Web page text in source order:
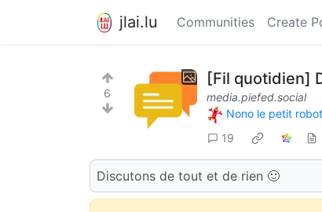
jlai.lu Communities Create
6
[Fil quotidien]
media.piefed.social
Nono le petit robot
19
Discutons de tout et de rien 🙂